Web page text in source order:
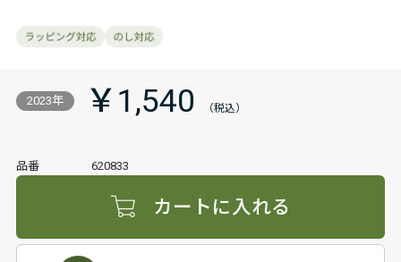
2023年 ￥1,540
品番 620833
カートに入れる